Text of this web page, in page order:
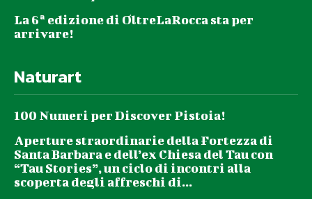
La 6ª edizione di OltreLaRocca sta per
arrivare!
Naturart
100 Numeri per Discover Pistoia!
Aperture straordinarie della Fortezza di
Santa Barbara e dell’ex Chiesa del Tau con
“Tau Stories”, un ciclo di incontri alla
scoperta degli affreschi di...